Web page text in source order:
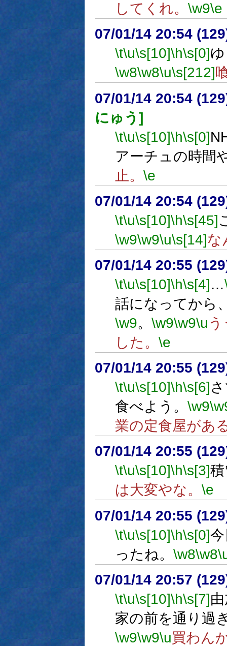
してくれ。 \w9\e
07/01/14 20:54
\t\u\s[10]\h\s[0]
\w8\w8\u\s[212]
07/01/14 20:54
にゅう]
\t\u\s[10]\h\s[0]
アーチュの時間
止。 \e
07/01/14 20:54
\t\u\s[10]\h\s[45]
\w9\w9\u\s[14]な
07/01/14 20:55
\t\u\s[10]\h\s[4]…
話になってから
\w9。 \w9\w9\u
した。 \e
07/01/14 20:55
\t\u\s[10]\h\s[6]
食べよう。 \w9
業の定食屋があ
07/01/14 20:55
\t\u\s[10]\h\s[3]
は大変やな。 \e
07/01/14 20:55
\t\u\s[10]\h\s[0]
ったね。 \w8\w8
07/01/14 20:57
\t\u\s[10]\h\s[7]
家の前を通り過
\w9\w9\u買わん